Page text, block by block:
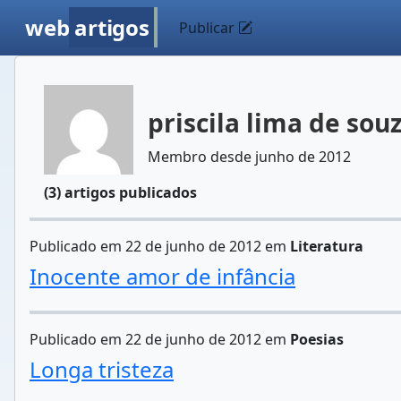
web artigos Publicar
priscila lima de
Membro desde junho de 2012
(3) artigos publicados
Publicado em 22 de junho de 2012 em Literatura
Inocente amor de infância
Publicado em 22 de junho de 2012 em Poesias
Longa tristeza